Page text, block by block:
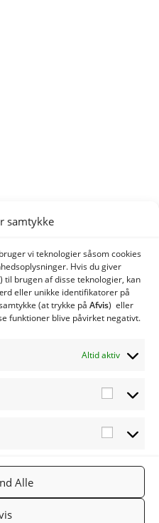
samtykke
vi teknologier såsom cookies
Hvis du giver
) til brugen af ​​disse teknologier, kan
eller unikke identifikatorer på
(at trykke på Afvis) eller
funktioner blive påvirket negativt.
Altid aktiv
Alle
TWINHEA
Gå til